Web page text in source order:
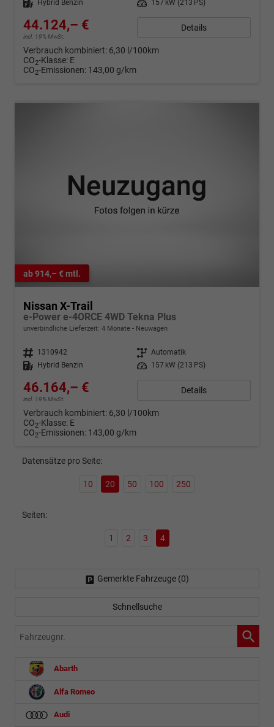
Kraftstoff Hybrid Benzin Leistung 157 kW (213 PS)
44.124,– €
incl. 19% MwSt.
Details
Verbrauch kombiniert: 6,30 l/100km
CO2-Klasse: E
CO2-Emissionen: 143,00 g/km
ab 914,– € mtl.
Nissan X-Trail
e-Power e-4ORCE 4WD Tekna Plus
unverbindliche Lieferzeit: 4 Monate Neuwagen
Fahrzeugnr. 1310942 Getriebe Automatik
Kraftstoff
Hybrid Benzin Leistung 157 kW (213 PS)
46.164,– €
incl. 19% MwSt.
Details
Verbrauch kombiniert: 6,30 l/100km
CO2-Klasse: E
CO2-Emissionen: 143,00 g/km
Datensätze pro Seite:
10 20 50 100 250
Seiten:
1 2 3 4
Gemerkte Fahrzeuge (0)
Schnellsuche
Fahrzeugnr.
Abarth
Alfa Romeo
Audi